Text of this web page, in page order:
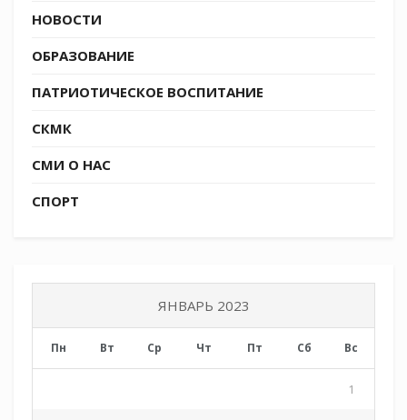
НОВОСТИ
ОБРАЗОВАНИЕ
ПАТРИОТИЧЕСКОЕ ВОСПИТАНИЕ
СКМК
СМИ О НАС
СПОРТ
ЯНВАРЬ 2023
Пн Вт Ср Чт Пт Сб Вс
1